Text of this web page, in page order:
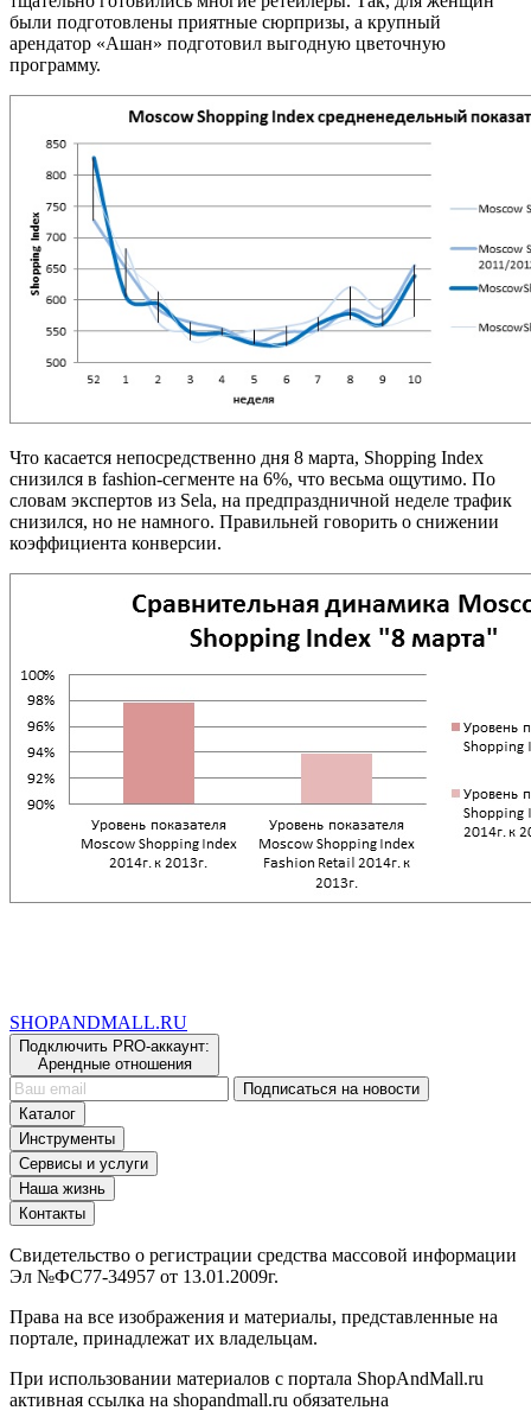
были подготовлены приятные сюрпризы, а крупный
арендатор «Ашан» подготовил выгодную цветочную
программу.
Что касается непосредственно дня 8 марта, Shopping Index
снизился в fashion-сегменте на 6%, что весьма ощутимо. По
словам экспертов из Sela, на предпраздничной неделе трафик
снизился, но не намного. Правильней говорить о снижении
коэффициента конверсии.
SHOPANDMALL.RU
Подключить PRO-аккаунт:
Арендные отношения
Подписаться на новости
Каталог
Инструменты
Сервисы и услуги
Наша жизнь
Контакты
Свидетельство о регистрации средства массовой информации
Эл №ФС77-34957 от 13.01.2009г.
Права на все изображения и материалы, представленные на
портале, принадлежат их владельцам.
При использовании материалов с портала ShopAndMall.ru
активная ссылка на shopandmall.ru обязательна